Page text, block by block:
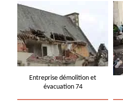
Entreprise démolition et
évacuation 74